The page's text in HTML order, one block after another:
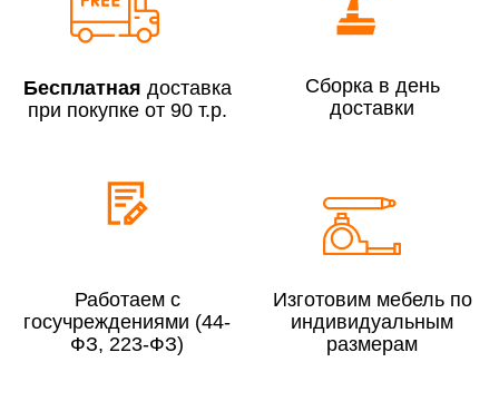
Сборка по Московской области при заказе:
До 300 000 руб.
По Москве
10%
По Московской области
Бесплатная доставка
при покупке от 90 т.р.
Сборка в день
доставки
Работаем с
госучреждениями (44-
ФЗ, 223-ФЗ)
Изготовим мебель по
индивидуальным
размерам